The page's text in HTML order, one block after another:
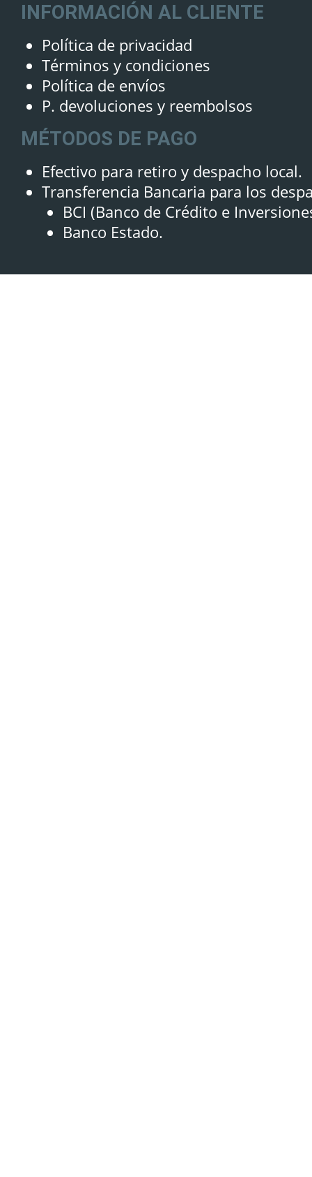
INFORMACIÓN AL CLIENTE
Política de privacidad
Términos y condiciones
Política de envíos
P. devoluciones y reembolsos
MÉTODOS DE PAGO
Efectivo para retiro y despacho local.
Transferencia Bancaria para los
BCI (Banco de Crédito e
Banco Estado.